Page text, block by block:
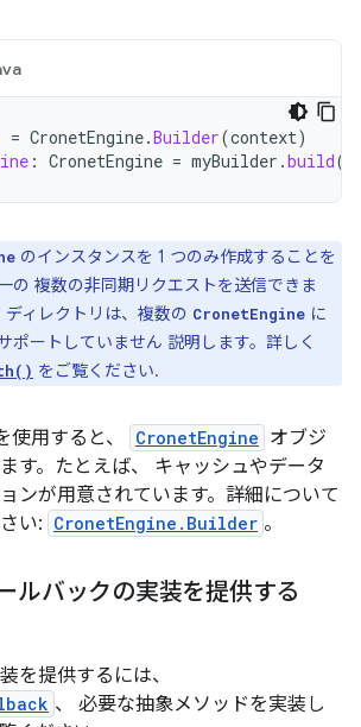
= CronetEngine.Builder(context)
: CronetEngine = myBuilder .build()
のインスタンスを 1 つのみ作成することを
の 複数の非同期リクエストを送信できま
ィレクトリは、複数の CronetEngine に
ポートしていません 説明します。詳しく
をご覧ください.
使用すると、 CronetEngine オブジ
す。たとえば、 キャッシュやデータ
ンが用意されています。詳細について
い: CronetEngine.Builder 。
ルバックの実装を提供する
を提供するには、
、 必要な抽象メソッドを実装し